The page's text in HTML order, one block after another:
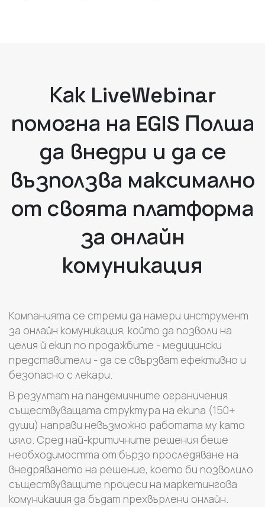
Как LiveWebinar
помогна на EGIS Полша
да внедри и да се
възползва максимално
от своята платформа
за онлайн
комуникация
Компанията се стреми да намери инструмент
за онлайн комуникация, който да позволи на
целия й екип по продажбите - медицински
представители - да се свързват ефективно и
безопасно с лекари.
В резултат на пандемичните ограничения
съществуващата структура на екипа (150+
души) направи невъзможно работата му като
цяло. Сред най-критичните решения беше
необходимостта от бързо проследяване на
внедряването на решение, което би позволило
съществуващите процеси на маркетингова
комуникация да бъдат прехвърлени онлайн.